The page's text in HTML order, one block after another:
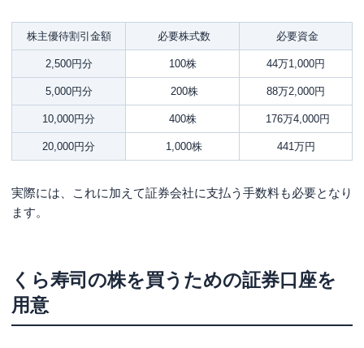
株主優待割引金額 必要株式数 必要資金
2,500円分 100株 44万1,000円
5,000円分 200株 88万2,000円
10,000円分 400株 176万4,000円
20,000円分 1,000株 441万円
実際には、これに加えて証券会社に支払う手数料も必要となり
ます。
くら寿司の株を買うための証券口座を
用意